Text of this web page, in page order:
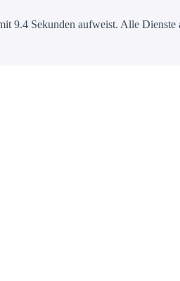
9.4 Sekunden aufweist. Alle